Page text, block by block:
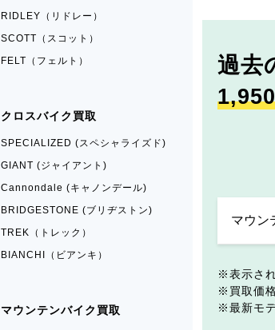
過去
1,950
表示さ
買取価
最新モ
RIDLEY（リドレー）
SCOTT（スコット）
FELT（フェルト）
クロスバイク買取
SPECIALIZED (スペシャライズド)
GIANT (ジャイアント)
Cannondale (キャノンデール)
BRIDGESTONE (ブリヂストン)
TREK（トレック）
BIANCHI（ビアンキ）
マウンテンバイク買取